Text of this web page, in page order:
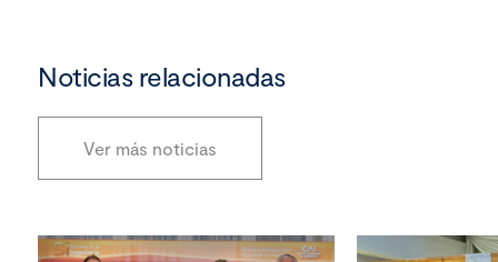
Noticias relacionadas
Ver más noticias